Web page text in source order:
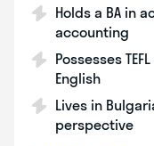
Holds a BA in
accounting
Possesses
English
Lives in
perspective